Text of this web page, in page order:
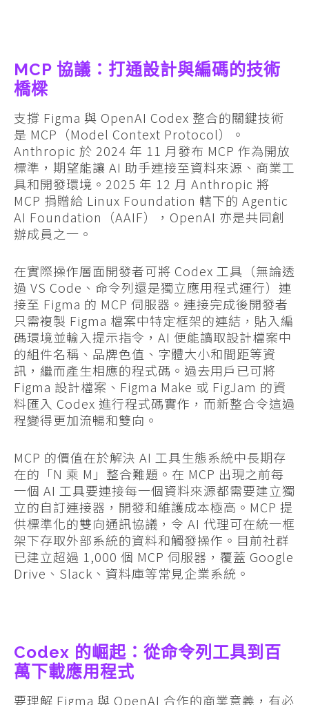
MCP 協議：打通設計與編碼的技術
橋樑
支撐 Figma 與 OpenAI Codex 整合的關鍵技術
是 MCP（Model Context Protocol）。
Anthropic 於 2024 年 11 月發布 MCP 作為開放
標準，期望能讓 AI 助手連接至資料來源、商業工
具和開發環境。2025 年 12 月 Anthropic 將
MCP 捐贈給 Linux Foundation 轄下的 Agentic
AI Foundation（AAIF），OpenAI 亦是共同創
辦成員之一。
在實際操作層面開發者可將 Codex 工具（無論透
過 VS Code、命令列還是獨立應用程式運行）連
接至 Figma 的 MCP 伺服器。連接完成後開發者
只需複製 Figma 檔案中特定框架的連結，貼入編
碼環境並輸入提示指令，AI 便能讀取設計檔案中
的組件名稱、品牌色值、字體大小和間距等資
訊，繼而產生相應的程式碼。過去用戶已可將
Figma 設計檔案、Figma Make 或 FigJam 的資
料匯入 Codex 進行程式碼實作，而新整合令這過
程變得更加流暢和雙向。
MCP 的價值在於解決 AI 工具生態系統中長期存
在的「N 乘 M」整合難題。在 MCP 出現之前每
一個 AI 工具要連接每一個資料來源都需要建立獨
立的自訂連接器，開發和維護成本極高。MCP 提
供標準化的雙向通訊協議，令 AI 代理可在統一框
架下存取外部系統的資料和觸發操作。目前社群
已建立超過 1,000 個 MCP 伺服器，覆蓋 Google
Drive、Slack、資料庫等常見企業系統。
Codex 的崛起：從命令列工具到百
萬下載應用程式
要理解 Figma 與 OpenAI 合作的商業意義，有必